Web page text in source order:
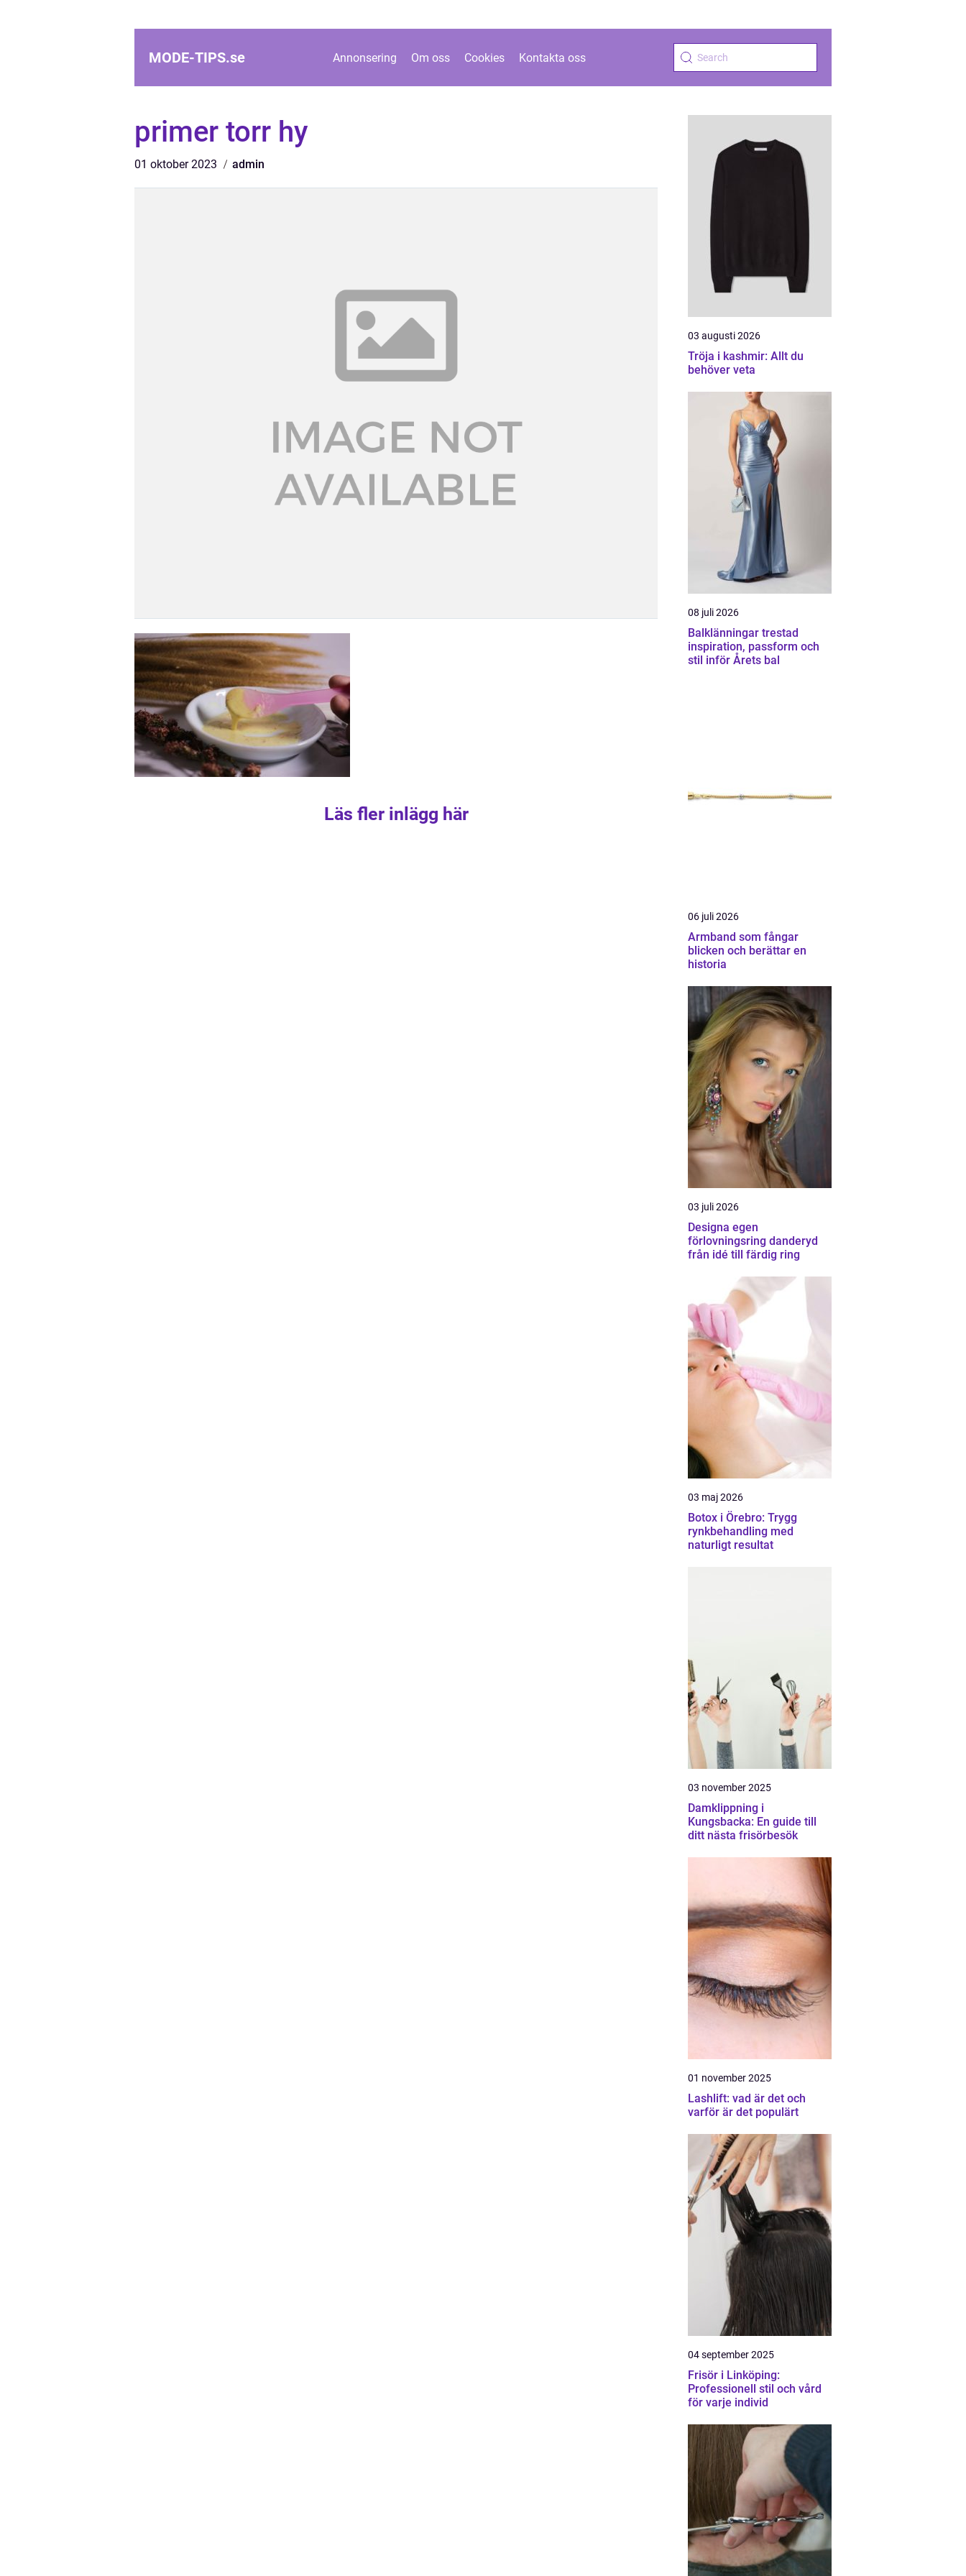
MODE-TIPS.se Annonsering Om oss Cookies Kontakta oss
primer torr hy
01 oktober 2023 admin
Läs fler inlägg här
03 augusti 2026
Tröja i kashmir: Allt du
behöver veta
08 juli 2026
Balklänningar trestad
inspiration, passform och
stil inför Årets bal
06 juli 2026
Armband som fångar
blicken och berättar en
historia
03 juli 2026
Designa egen
förlovningsring danderyd
från idé till färdig ring
03 maj 2026
Botox i Örebro: Trygg
rynkbehandling med
naturligt resultat
03 november 2025
Damklippning i
Kungsbacka: En guide till
ditt nästa frisörbesök
01 november 2025
Lashlift: vad är det och
varför är det populärt
04 september 2025
Frisör i Linköping:
Professionell stil och vård
för varje individ